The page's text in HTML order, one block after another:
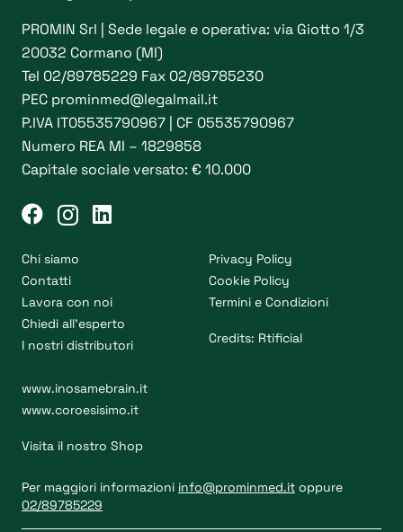
PROMIN Srl | Sede legale e operativa: via Giotto 1/3
20032 Cormano (MI)
Tel 02/89785229 Fax 02/89785230
PEC prominmed@legalmail.it
P.IVA IT05535790967 | CF 05535790967
Numero REA MI – 1829858
Capitale sociale versato: € 10.000
Chi siamo
Contatti
Lavora con noi
Chiedi all’esperto
I nostri distributori
Privacy Policy
Cookie Policy
Termini e Condizioni
Credits: Rtificial
www.inosamebrain.it
www.coroesisimo.it
Visita il nostro Shop
Per maggiori informazioni info@prominmed.it oppure
02/89785229